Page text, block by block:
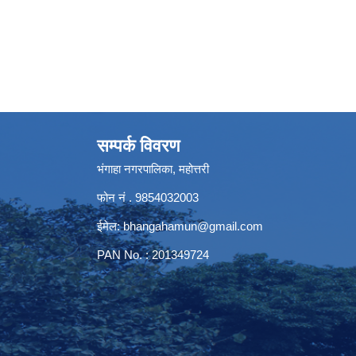
सम्पर्क विवरण
भंगाहा नगरपालिका, महोत्तरी
फोन नं . 9854032003
ईमेल:bhangahamun@gmail.com
PAN No. : 201349724